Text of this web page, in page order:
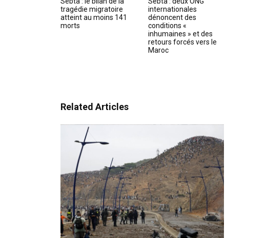
tragédie migratoire
atteint au moins 141
morts
internationales
dénoncent des
conditions «
inhumaines » et des
retours forcés vers le
Maroc
Related Articles